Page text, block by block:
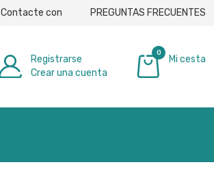
Contacte con PREGUNTAS FRECUENTES
Registrarse
Crear una cuenta
0
Mi cesta